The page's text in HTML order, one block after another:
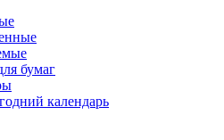
бумаг
календарь